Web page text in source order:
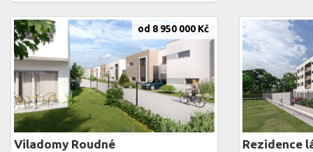
Viladomy Roudné
od 8 950 000 Kč
Rezidence